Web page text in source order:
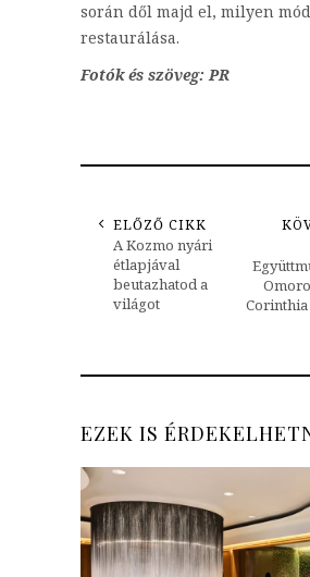
során dől majd el, milyen
restaurálása.
Fotók és szöveg: PR
ELŐZŐ CIKK
A Kozmo nyári
étlapjával
beutazhatod a
világot
EZEK IS